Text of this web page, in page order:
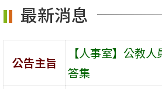
容
最新消息
公告主旨
【人事室】公教
答集